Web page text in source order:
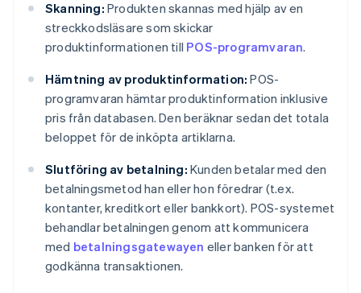
Skanning: Produkten skannas med hjälp av en
streckkodsläsare som skickar
produktinformationen till POS-programvaran.
Hämtning av produktinformation: POS-
programvaran hämtar produktinformation inklusive
pris från databasen. Den beräknar sedan det totala
beloppet för de inköpta artiklarna.
Slutföring av betalning: Kunden betalar med den
betalningsmetod han eller hon föredrar (t.ex.
kontanter, kreditkort eller bankkort). POS-systemet
behandlar betalningen genom att kommunicera
med betalningsgatewayen eller banken för att
godkänna transaktionen.